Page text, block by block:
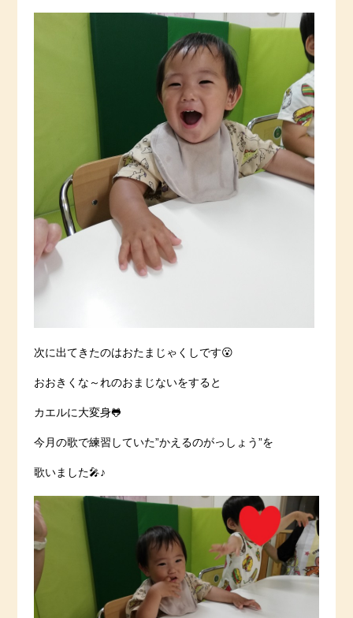
次に出てきたのはおたまじゃくしです😮
おおきくな～れのおまじないをすると
カエルに大変身🐸
今月の歌で練習していた”かえるのがっしょう”を
歌いました🎤♪